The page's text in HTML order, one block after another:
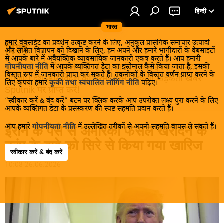
भारत
हिन्दी
हमारे वेबसाईट का प्रदर्शन उत्कृष्ट करने के लिए, अनुकूल प्रासंगिक समाचार उत्पादों
और लक्षित विज्ञापन को दिखाने के लिए, हम अपने और हमारे भागीदारों के वेबसाइटों
से आपके बारे में अवैयक्तिक व्यावसायिक जानकारी एकत्र करते हैं। आप हमारी
गोपनीयता नीति में आपके व्यक्तिगत डेटा का इस्तेमाल कैसे किया जाता है, इसकी
विस्तृत रूप में जानकारी प्राप्त कर सकते हैं। तकनीकों के विस्तृत वर्णन प्राप्त करने के
लिए कृपया हमारे कूकी तथा स्वचालित लॉगिंग नीति पढ़िए।
“स्वीकार करें & बंद करें” बटन पर क्लिक करके आप उपरोक्त लक्ष्य पुरा करने के लिए
आपके व्यक्तिगत डेटा के प्रसंस्करण की स्पष्ट सहमति प्रदान करते हैं।
आप हमारे गोपनीयता नीति में उल्लेखित तरीकों से अपनी सहमति वापस ले सकते हैं।
स्वीकार करें & बंद करें
विश्व
खबरें ठंडे होने से पहले इन्हें पढ़िए, जानिए और इनका आनंद
लीजिए। देश और विदेश की गरमा गरम तड़कती फड़कती खबरें
Sputnik पर प्राप्त करें!
ईरान के पैसे से अमेरिकी फसल खरीदने के
ट्रंप के दावे को सिरे से किया गया खारिज